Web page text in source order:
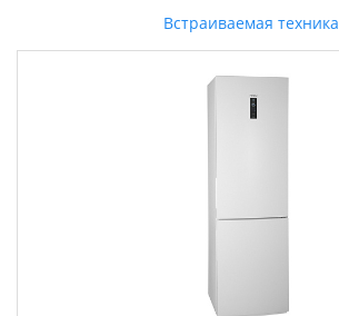
Встраиваемая техника